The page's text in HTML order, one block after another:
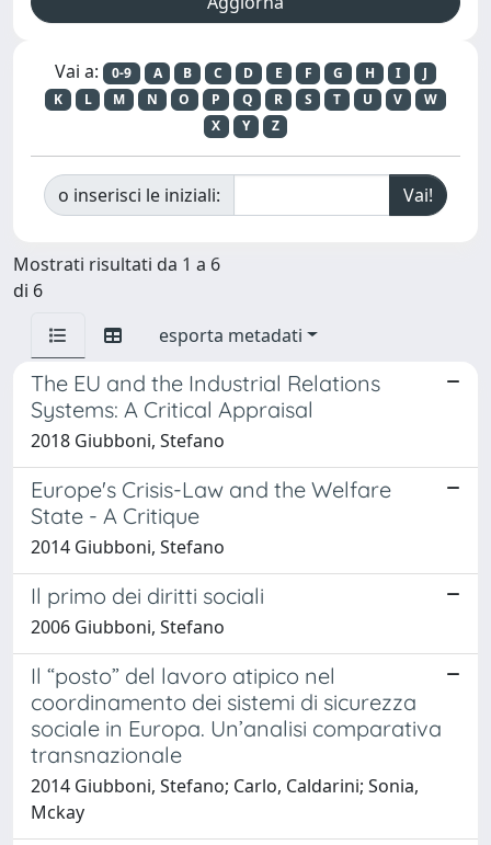
Vai a: 0-9 A B C D E F G H I
J
K
L M N O P Q R S T U V
W
X
Y Z
o inserisci le iniziali:
Mostrati risultati da 1 a 6
di 6
esporta metadati
The EU and the Industrial Relations
Systems: A Critical Appraisal
2018 Giubboni, Stefano
Europe's Crisis-Law and the Welfare
State - A Critique
2014 Giubboni, Stefano
Il primo dei diritti sociali
2006 Giubboni, Stefano
Il “posto” del lavoro atipico nel
coordinamento dei sistemi di sicurezza
sociale in Europa. Un’analisi comparativa
transnazionale
2014 Giubboni, Stefano; Carlo, Caldarini; Sonia,
Mckay